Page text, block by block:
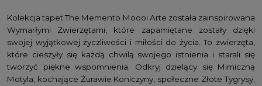
Kolekcja tapet The Memento Moooi Arte została zainspirowana
Wymarłymi Zwierzętami, które zapamiętane zostały dzięki
swojej wyjątkowej życzliwości i miłości do życia. To zwierzęta,
które cieszyły się każdą chwilą swojego istnienia i starali się
tworzyć piękne wspomnienia. Odkryj dzielący się Mimiczną
Motyla, kochające Żurawie Koniczyny, społeczne Złote Tygrysy,